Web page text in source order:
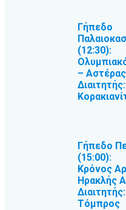
Γήπεδο
(12:30):
–
Γήπεδο
(15:00):
Κρόνος
Ηρακλής
Τόμπρος